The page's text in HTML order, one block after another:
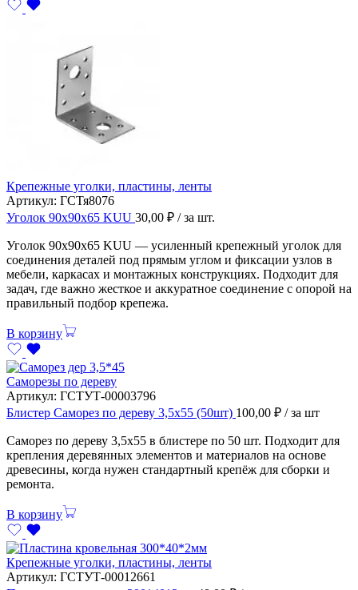
Крепежные уголки, пластины, ленты
Артикул: ГСТя8076
Уголок 90х90х65 KUU 30,00 ₽ / за шт.
Уголок 90х90х65 KUU — усиленный крепежный уголок для
соединения деталей под прямым углом и фиксации узлов в
мебели, каркасах и монтажных конструкциях. Подходит для
задач, где важно жесткое и аккуратное соединение с опорой на
правильный подбор крепежа.
В корзину
Саморезы по дереву
Артикул: ГСТУТ-00003796
Блистер Саморез по дереву 3,5х55 (50шт) 100,00 ₽ / за шт
Саморез по дереву 3,5х55 в блистере по 50 шт. Подходит для
крепления деревянных элементов и материалов на основе
древесины, когда нужен стандартный крепёж для сборки и
ремонта.
В корзину
Крепежные уголки, пластины, ленты
Артикул: ГСТУТ-00012661